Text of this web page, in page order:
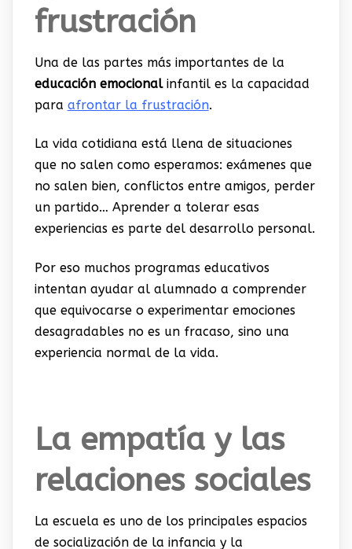
frustración
Una de las partes más importantes de la
educación emocionalinfantil es la capacidad
para afrontar la frustración.
La vida cotidiana está llena de situaciones
que no salen como esperamos: exámenes que
no salen bien, conflictos entre amigos, perder
un partido… Aprender a tolerar esas
experiencias es parte del desarrollo personal.
Por eso muchos programas educativos
intentan ayudar al alumnado a comprender
que equivocarse o experimentar emociones
desagradables no es un fracaso, sino una
experiencia normal de la vida.
La empatía y las
relaciones sociales
La escuela es uno de los principales espacios
de socialización de la infancia y la